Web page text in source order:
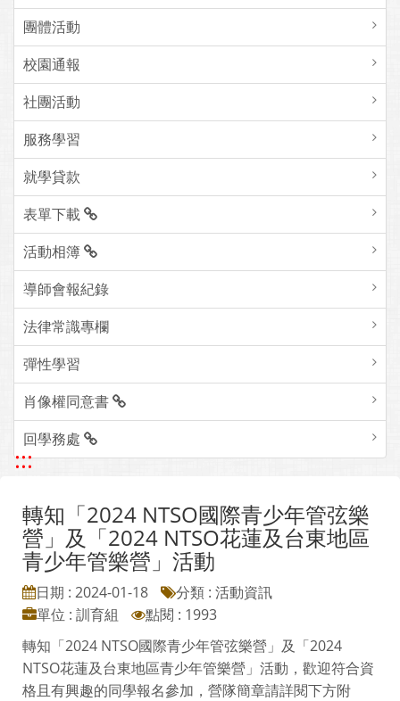
團體活動
校園通報
社團活動
服務學習
就學貸款
表單下載
活動相簿
導師會報紀錄
法律常識專欄
彈性學習
肖像權同意書
回學務處
:::
轉知「2024 NTSO國際青少年管弦樂
營」及「2024 NTSO花蓮及台東地區
青少年管樂營」活動
日期 : 2024-01-18
分類 : 活動資訊
單位 : 訓育組
點閱 : 1993
轉知「2024 NTSO國際青少年管弦樂營」及「2024
NTSO花蓮及台東地區青少年管樂營」活動，歡迎符合資
格且有興趣的同學報名參加，營隊簡章請詳閱下方附